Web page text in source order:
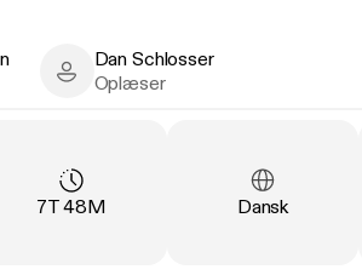
er andet bind i Jon Harding-serien.
Dan Schlosser - Narrator
Dan Schlosser
Oplæser
Varighed
7T 48M Sprog:
Dansk